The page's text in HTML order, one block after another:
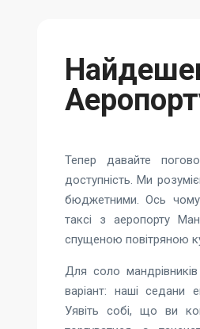
Тепер давайте
доступність. Ми
бюджетними. Ось чому
таксі з аеропорту
спущеною повітряною
Для соло
варіант: наші седани
Уявіть собі, що ви